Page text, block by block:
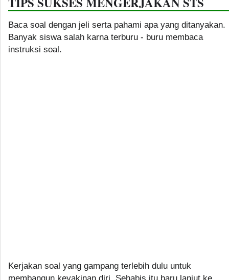
Baca soal dengan jeli serta pahami apa yang ditanyakan.
Banyak siswa salah karna terburu - buru membaca
instruksi soal.
Kerjakan soal yang gampang terlebih dulu untuk